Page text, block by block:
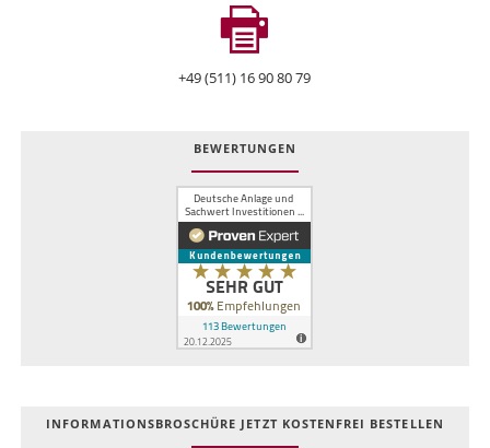
+49 (511) 16 90 80 79
BEWERTUNGEN
INFOR­MATIONS­BROSCHÜRE JETZT KOSTEN­FREI BESTELLEN